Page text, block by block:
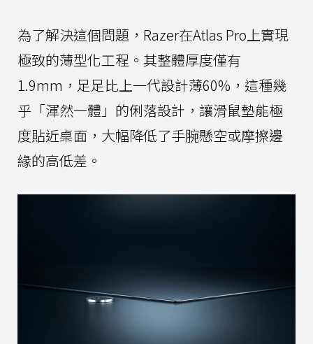
為了解決這個問題，Razer在Atlas Pro上實現
極致的薄型化工程。其整體厚度僅有
1.9mm，足足比上一代設計薄60%，這種幾
乎「渾然一體」的俐落設計，讓滑鼠墊能極
度貼近桌面，大幅降低了手腕懸空或摩擦邊
緣的高低差。